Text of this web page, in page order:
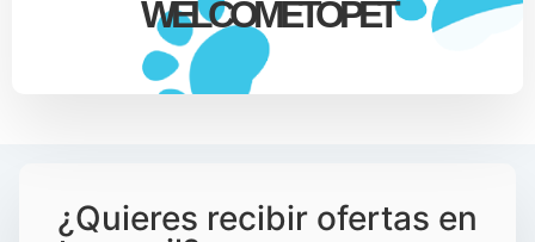
WELCOMETOPET
¿Quieres recibir ofertas en